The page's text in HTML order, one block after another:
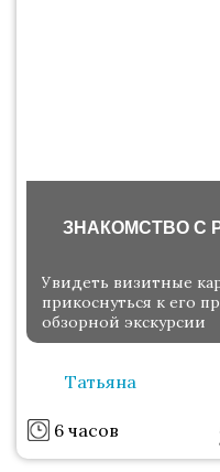
ЗНАКОМСТВО С
Увидеть визитные
прикоснуться к его
обзорной экскурсии
Татьяна
6 часов